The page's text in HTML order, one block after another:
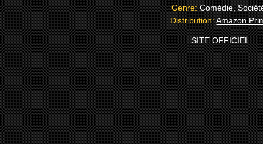
Genre:Comédie,
Distribution:Amazon
SITE OFFICIEL